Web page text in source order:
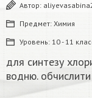
Автор:
Предмет: Химия
Уровень: 10 - 11
для синтезу
водню.